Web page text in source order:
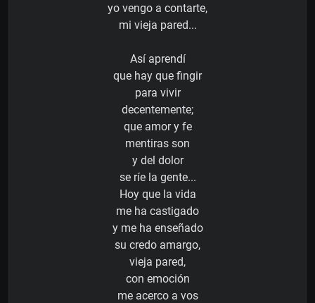
yo vengo a contarte,
mi vieja pared...
Así aprendí
que hay que fingir
para vivir
decentemente;
que amor y fe
mentiras son
y del dolor
se ríe la gente...
Hoy que la vida
me ha castigado
y me ha enseñado
su credo amargo,
vieja pared,
con emoción
me acerco a vos